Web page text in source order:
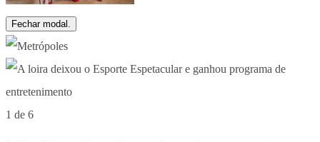
Fechar modal.
1 de 6